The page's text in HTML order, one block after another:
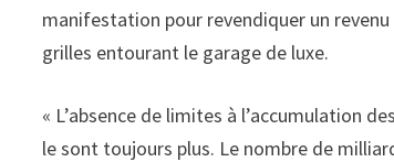
manifestation pour revendiquer un
grilles entourant le garage de luxe.
« L’absence de limites à l’accumulation
le sont toujours plus. Le nombre de